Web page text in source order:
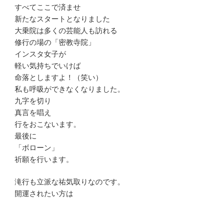
すべてここで済ませ
新たなスタートとなりました
大乗院は多くの芸能人も訪れる
修行の場の「密教寺院」
インスタ女子が
軽い気持ちでいけば
命落としますよ！（笑い）
私も呼吸ができなくなりました。
九字を切り
真言を唱え
行をおこないます。
最後に
「ボローン」
祈願を行います。
滝行も立派な祐気取りなのです。
開運されたい方は